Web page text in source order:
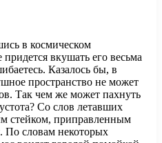
в космическом
вкушать его весьма
Казалось бы, в
пространство не может
Так чем же может пахнуть
Со слов летавших
стейком, приправленным
По словам некоторых